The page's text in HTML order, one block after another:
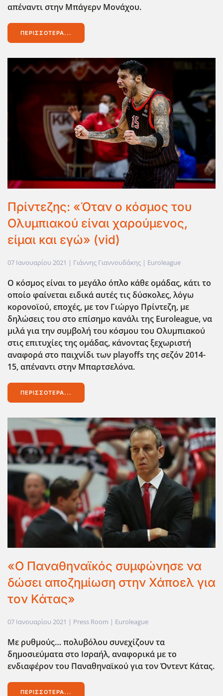
απέναντι στην Μπάγερν Μονάχου.
ΠΕΡΙΣΣΌΤΕΡΑ...
Πρίντεζης: «Όταν ο κόσμος του
Ολυμπιακού είναι χαρούμενος,
είμαι και εγώ» (vid)
07 Ιανουαρίου 2021 | Γιάννης Γιαννουδάκης | Euroleague
Ο κόσμος είναι το μεγάλο όπλο κάθε ομάδας, κάτι το
οποίο φαίνεται ειδικά αυτές τις δύσκολες, λόγω
κορονοϊού, εποχές, με τον Γιώργο Πρίντεζη, με
δηλώσεις του στο επίσημο κανάλι της Euroleague,να
μιλά για την συμβολή του κόσμου του Ολυμπιακού
στις επιτυχίες της ομάδας, κάνοντας ξεχωριστή
αναφορά στο παιχνίδι των playoffs της σεζόν 2014-
15, απέναντι στην Μπαρτσελόνα.
ΠΕΡΙΣΣΌΤΕΡΑ...
«Ο Παναθηναϊκός συμφώνησε να
δώσει αποζημίωση στην Χάποελ για
τον Κάτας»
07 Ιανουαρίου 2021 | Press Room | Euroleague
Με ρυθμούς… πολυβόλου συνεχίζουν τα
δημοσιεύματα στο Ισραήλ, αναφορικά με το
ενδιαφέρον του Παναθηναϊκού για τον Όντεντ Κάτας.
ΠΕΡΙΣΣΌΤΕΡΑ...